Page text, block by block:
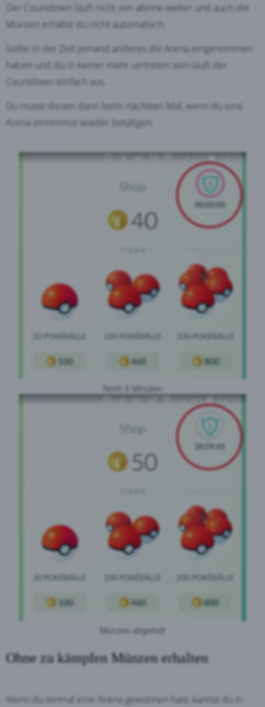
Der Countdown läuft nicht von alleine weiter und auch die
Münzen erhältst du nicht automatisch.
Sollte in der Zeit jemand anderes die Arena eingenommen
haben und du in keiner mehr vertreten sein läuft der
Countdown einfach aus.
Du musst diesen dann beim nächsten Mal, wenn du eine
Arena einnimmst wieder betätigen.
Noch 5 Minuten
Münzen abgeholt
Ohne zu kämpfen Münzen erhalten
Wenn du einmal eine Arena gewonnen hast, kannst du in